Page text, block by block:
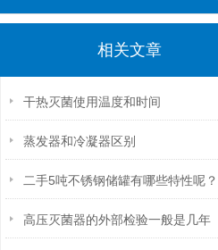
相关文章
干热灭菌使用温度和时间
蒸发器和冷凝器区别
二手5吨不锈钢储罐有哪些特性呢？
高压灭菌器的外部检验一般是几年